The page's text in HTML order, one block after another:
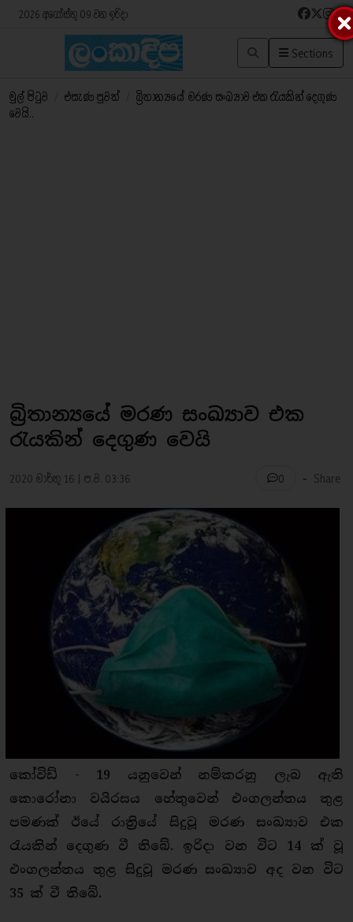
2026 අගෝස්තු 09 වන ඉරිදා
Sections
මුල් පිටුව එසැණ පුවත්
බ්‍රිතාන්‍යයේ මරණ සංඛ්‍යාව එක රැයකින් දෙගුණ
වෙයි..
බ්‍රිතාන්‍යයේ මරණ සංඛ්‍යාව එක
රැයකින් දෙගුණ වෙයි
2020 මාර්තු 16 | ප.ව. 03:36 0 - Share
කෝවිඩ් - 19 යනුවෙන් නම්කරනු ලැබ ඇති
කොරෝනා වයිරසය හේතුවෙන් එංගලන්තය තුළ
පමණක් ඊයේ රාත්‍රියේ සිදුවූ මරණ සංඛ්‍යාව එක
රැයකින් දෙගුණ වී තිබේ. ඉරිදා වන විට 14 ක් වූ
එංගලන්තය තුළ සිදුවූ මරණ සංඛ්‍යාව අද වන විට
35 ක් වී තිබේ.